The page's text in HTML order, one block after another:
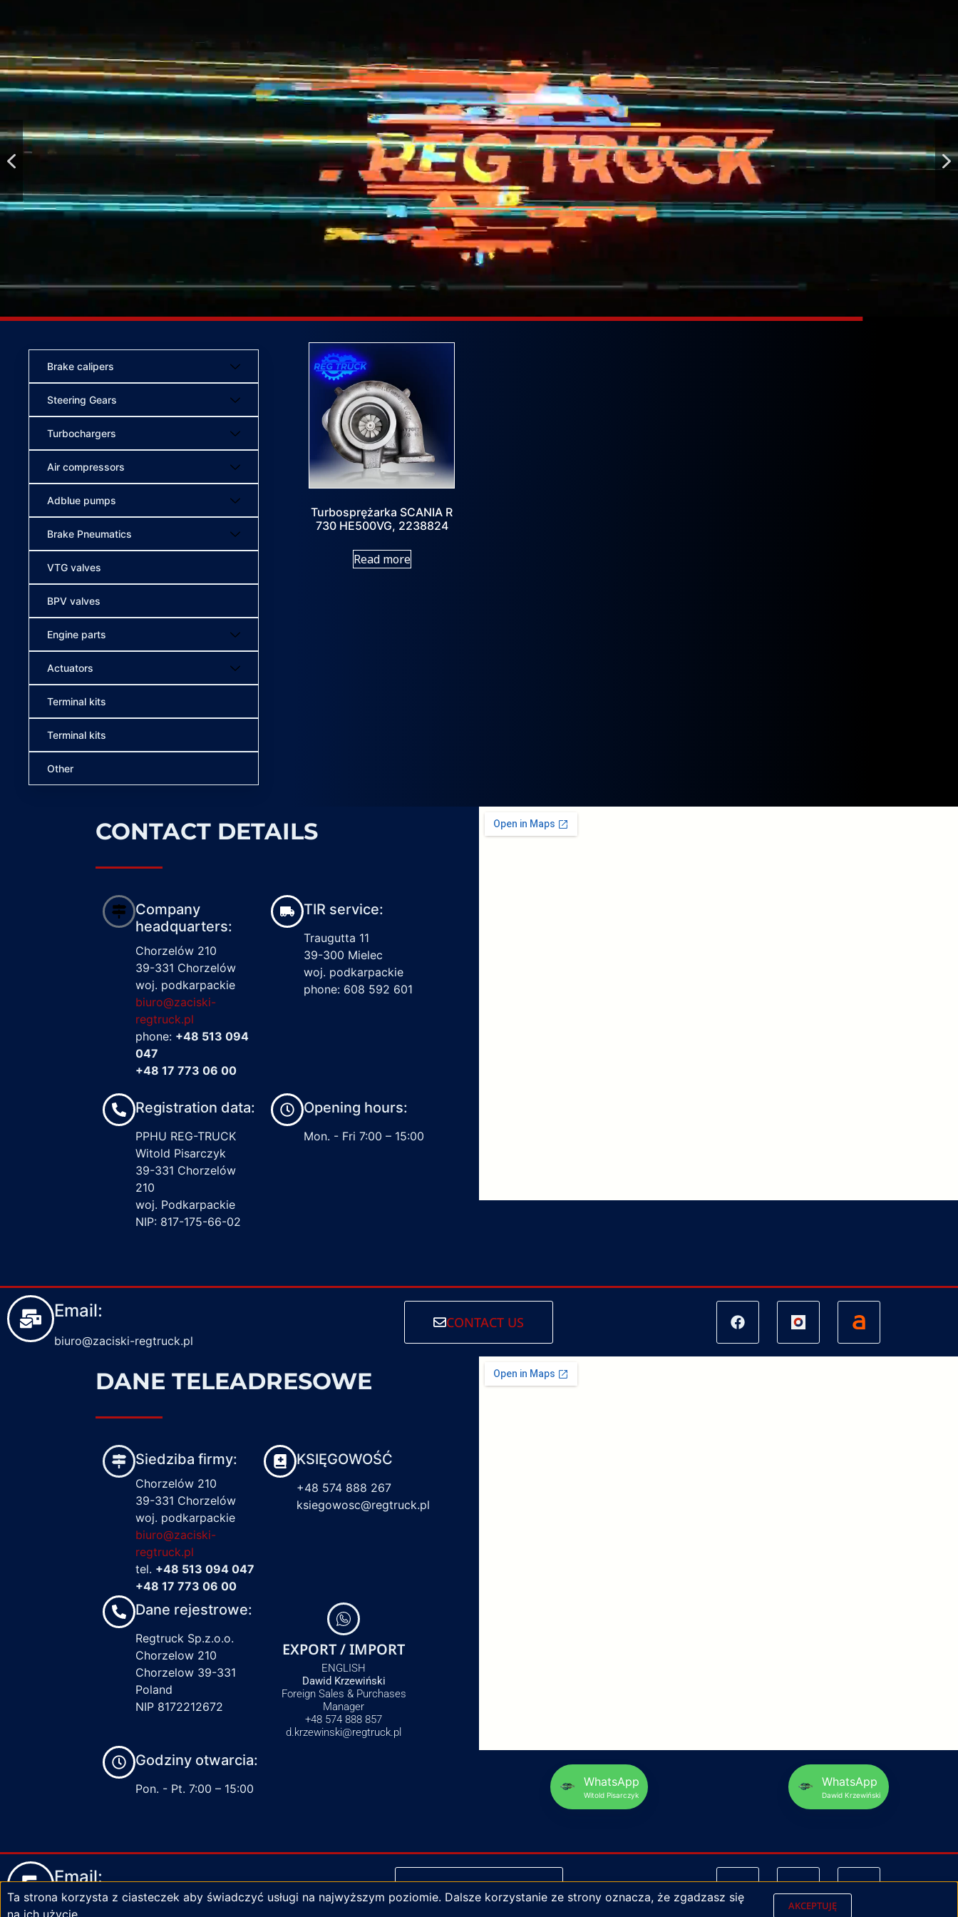
Brake calipers
Steering Gears
Turbochargers
Air compressors
Adblue pumps
Brake Pneumatics
VTG valves
BPV valves
Engine parts
Actuators
Terminal kits
Terminal kits
Other
Turbosprężarka SCANIA R
730 HE500VG, 2238824
Read more
CONTACT DETAILS
Company
headquarters:
Chorzelów 210
39-331 Chorzelów
woj. podkarpackie
biuro@zaciski-
regtruck.pl
phone: +48 513 094
047
+48 17 773 06 00
TIR service:
Traugutta 11
39-300 Mielec
woj. podkarpackie
phone: 608 592 601
Registration data:
PPHU REG-TRUCK
Witold Pisarczyk
39-331 Chorzelów
210
woj. Podkarpackie
NIP: 817-175-66-02
Opening hours:
Mon. - Fri 7:00 – 15:00
Email:
biuro@zaciski-regtruck.pl
CONTACT US
DANE TELEADRESOWE
Siedziba firmy:
Chorzelów 210
39-331 Chorzelów
woj. podkarpackie
biuro@zaciski-
regtruck.pl
tel. +48 513 094 047
+48 17 773 06 00
KSIĘGOWOŚĆ
+48 574 888 267
ksiegowosc@regtruck.pl
Dane rejestrowe:
Regtruck Sp.z.o.o.
Chorzelow 210
Chorzelow 39-331
Poland
NIP 8172212672
EXPORT / IMPORT
ENGLISH
Dawid Krzewiński
Foreign Sales & Purchases
Manager
+48 574 888 857
d.krzewinski@regtruck.pl
Godziny otwarcia:
Pon. - Pt. 7:00 – 15:00
WhatsApp
Witold Pisarczyk
WhatsApp
Dawid Krzewiński
Email:
biuro@zaciski-regtruck.pl
NAPISZ DO NAS
Ta strona korzysta z ciasteczek aby świadczyć usługi na najwyższym poziomie. Dalsze korzystanie ze strony oznacza, że zgadzasz się
na ich użycie
AKCEPTUJĘ